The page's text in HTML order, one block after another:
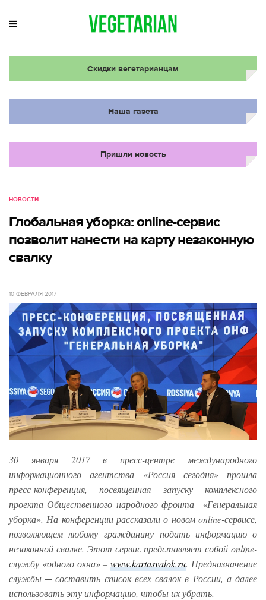
Скидки вегетарианцам
Наша газета
Пришли новость
НОВОСТИ
Глобальная уборка: online-сервис
позволит нанести на карту незаконную
свалку
10 ФЕВРАЛЯ 2017
30 января 2017 в пресс-центре международного
информационного агентства «Россия сегодня» прошла
пресс-конференция, посвященная запуску комплексного
проекта Общественного народного фронта «Генеральная
уборка». На конференции рассказали о новом online-сервисе,
позволяющем любому гражданину подать информацию о
незаконной свалке. Этот сервис представляет собой online-
службу «одного окна» –www.kartasvalok.ru. Предназначение
службы ─ составить список всех свалок в России, а далее
использовать эту информацию, чтобы их убрать.